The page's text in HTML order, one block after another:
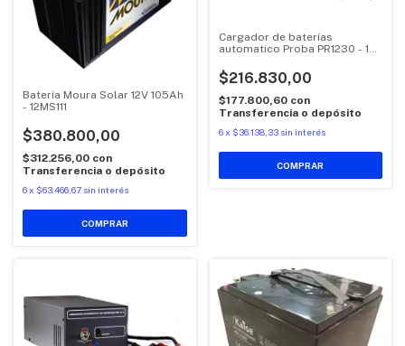
Batería Moura Solar 12V 105Ah
- 12MS111
$380.800,00
$312.256,00 con
Transferencia o depósito
6x $63.466,67 sin interés
Cargador de baterías
automatico Proba PR1230 - 12V
$216.830,00
$177.800,60 con
Transferencia o depósito
6 x $36.138,33 sin interés